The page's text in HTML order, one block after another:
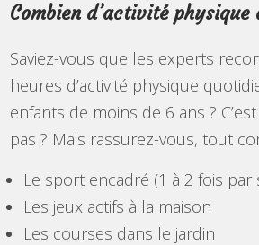
Combien d’activité physique
Saviez-vous que les experts
heures d’activité physique
enfants de moins de 6 ans ?
pas ? Mais rassurez-vous, tout
Le sport encadré (1 à 2 fois par
Les jeux actifs à la maison
Les courses dans le jardin